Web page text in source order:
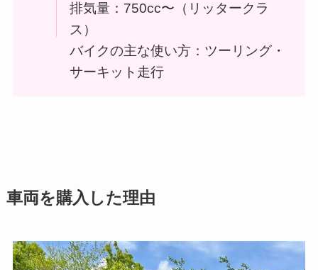
排気量：750cc〜（リッタークラ
ス）
バイクの主な使い方：ツーリング・
サーキット走行
車両を購入した理由